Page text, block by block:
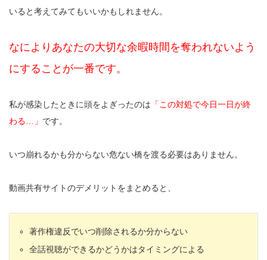
いると考えてみてもいいかもしれません。
なによりあなたの大切な余暇時間を奪われないよう
にすることが一番です。
私が感染したときに頭をよぎったのは 「この対処で今日一日が終
わる…」 です。
いつ崩れるかも分からない危ない橋を渡る必要はありません。
動画共有サイトのデメリットをまとめると、
著作権違反でいつ削除されるか分からない
全話視聴ができるかどうかはタイミングによる